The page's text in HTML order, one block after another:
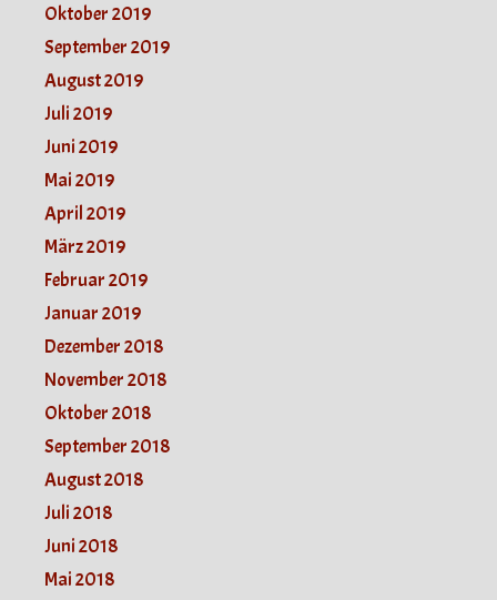
Oktober 2019
September 2019
August 2019
Juli 2019
Juni 2019
Mai 2019
April 2019
März 2019
Februar 2019
Januar 2019
Dezember 2018
November 2018
Oktober 2018
September 2018
August 2018
Juli 2018
Juni 2018
Mai 2018